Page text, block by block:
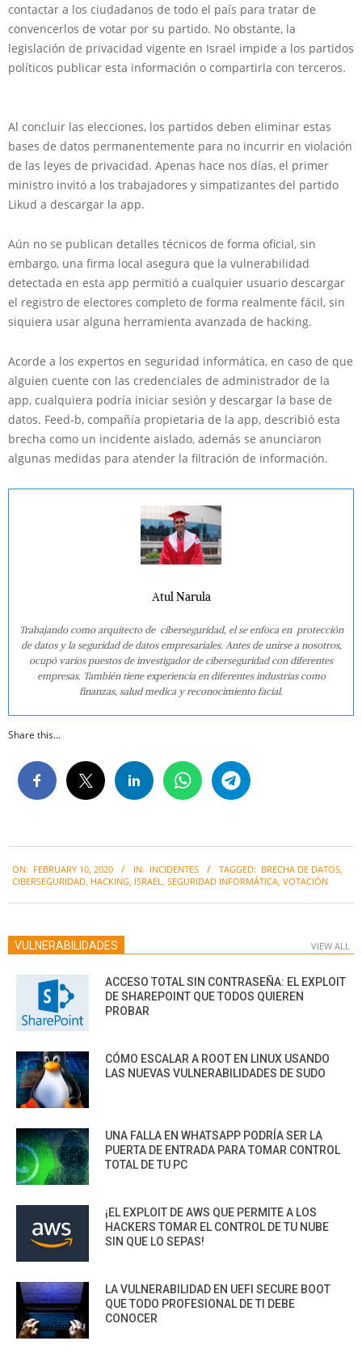
contactar a los ciudadanos de todo el país para tratar de
convencerlos de votar por su partido. No obstante, la
legislación de privacidad vigente en Israel impide a los partidos
políticos publicar esta información o compartirla con terceros.
Al concluir las elecciones, los partidos deben eliminar estas
bases de datos permanentemente para no incurrir en violación
de las leyes de privacidad. Apenas hace nos días, el primer
ministro invitó a los trabajadores y simpatizantes del partido
Likud a descargar la app.
Aún no se publican detalles técnicos de forma oficial, sin
embargo, una firma local asegura que la vulnerabilidad
detectada en esta app permitió a cualquier usuario descargar
el registro de electores completo de forma realmente fácil, sin
siquiera usar alguna herramienta avanzada de hacking.
Acorde a los expertos en seguridad informática, en caso de que
alguien cuente con las credenciales de administrador de la
app, cualquiera podría iniciar sesión y descargar la base de
datos. Feed-b, compañía propietaria de la app, describió esta
brecha como un incidente aislado, además se anunciaron
algunas medidas para atender la filtración de información.
Atul Narula
Trabajando como arquitecto de ciberseguridad, el se enfoca en protección
de datos y la seguridad de datos empresariales. Antes de unirse a nosotros,
ocupó varios puestos de investigador de ciberseguridad con diferentes
empresas. También tiene experiencia en diferentes industrias como
finanzas, salud medica y reconocimiento facial.
Share this...
02-
ON: FEBRUARY 10, 2020 IN: INCIDENTES TAGGED: BRECHA DE DATOS
CIBERSEGURIDAD HACKING ISRAEL SEGURIDAD INFORMÁTICA VOTACIÓN
VULNERABILIDADES VIEW ALL
ACCESO TOTAL SIN CONTRASEÑA: EL EXPLOIT
DE SHAREPOINT QUE TODOS QUIEREN
PROBAR
CÓMO ESCALAR A ROOT EN LINUX USANDO
LAS NUEVAS VULNERABILIDADES DE SUDO
UNA FALLA EN WHATSAPP PODRÍA SER LA
PUERTA DE ENTRADA PARA TOMAR CONTROL
TOTAL DE TU PC
¡EL EXPLOIT DE AWS QUE PERMITE A LOS
HACKERS TOMAR EL CONTROL DE TU NUBE
SIN QUE LO SEPAS!
LA VULNERABILIDAD EN UEFI SECURE BOOT
QUE TODO PROFESIONAL DE TI DEBE
CONOCER